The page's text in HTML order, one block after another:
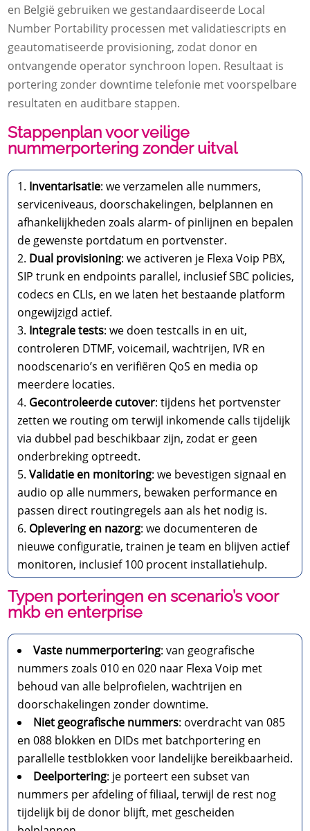
en België gebruiken we gestandaardiseerde Local
Number Portability processen met validatiescripts en
geautomatiseerde provisioning, zodat donor en
ontvangende operator synchroon lopen. Resultaat is
portering zonder downtime telefonie met voorspelbare
resultaten en auditbare stappen.
Stappenplan voor veilige
nummerportering zonder uitval
Inventarisatie: we verzamelen alle nummers,
serviceniveaus, doorschakelingen, belplannen en
afhankelijkheden zoals alarm- of pinlijnen en bepalen
de gewenste portdatum en portvenster.
Dual provisioning: we activeren je Flexa Voip PBX,
SIP trunk en endpoints parallel, inclusief SBC policies,
codecs en CLIs, en we laten het bestaande platform
ongewijzigd actief.
Integrale tests: we doen testcalls in en uit,
controleren DTMF, voicemail, wachtrijen, IVR en
noodscenario’s en verifiëren QoS en media op
meerdere locaties.
Gecontroleerde cutover: tijdens het portvenster
zetten we routing om terwijl inkomende calls tijdelijk
via dubbel pad beschikbaar zijn, zodat er geen
onderbreking optreedt.
Validatie en monitoring: we bevestigen signaal en
audio op alle nummers, bewaken performance en
passen direct routingregels aan als het nodig is.
Oplevering en nazorg: we documenteren de
nieuwe configuratie, trainen je team en blijven actief
monitoren, inclusief 100 procent installatiehulp.
Typen porteringen en scenario’s voor
mkb en enterprise
Vaste nummerportering: van geografische
nummers zoals 010 en 020 naar Flexa Voip met
behoud van alle belprofielen, wachtrijen en
doorschakelingen zonder downtime.
Niet geografische nummers: overdracht van 085
en 088 blokken en DIDs met batchportering en
parallelle testblokken voor landelijke bereikbaarheid.
Deelportering: je porteert een subset van
nummers per afdeling of filiaal, terwijl de rest nog
tijdelijk bij de donor blijft, met gescheiden